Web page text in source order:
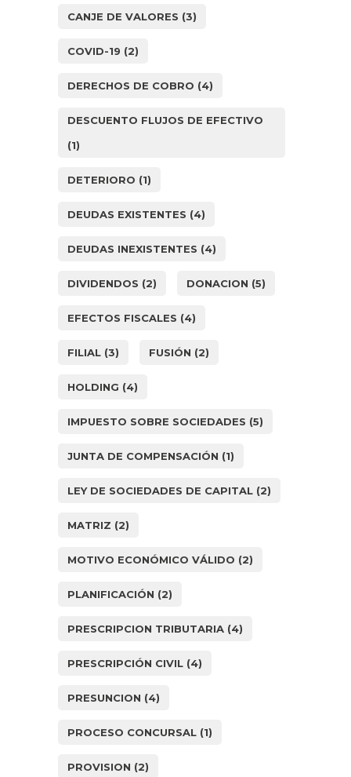
CANJE DE VALORES (3)
COVID-19 (2)
DERECHOS DE COBRO (4)
DESCUENTO FLUJOS DE EFECTIVO
(1)
DETERIORO (1)
DEUDAS EXISTENTES (4)
DEUDAS INEXISTENTES (4)
DIVIDENDOS (2) DONACION (5)
EFECTOS FISCALES (4)
FILIAL (3) FUSIÓN (2)
HOLDING (4)
IMPUESTO SOBRE SOCIEDADES (5)
JUNTA DE COMPENSACIÓN (1)
LEY DE SOCIEDADES DE CAPITAL (2)
MATRIZ (2)
MOTIVO ECONÓMICO VÁLIDO (2)
PLANIFICACIÓN (2)
PRESCRIPCION TRIBUTARIA (4)
PRESCRIPCIÓN CIVIL (4)
PRESUNCION (4)
PROCESO CONCURSAL (1)
PROVISION (2)